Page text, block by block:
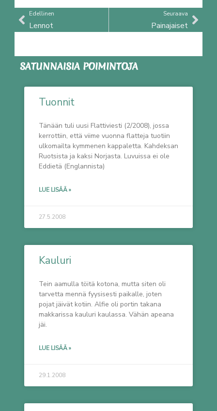
Prev
Edellinen
Lennot
Seuraava
Painajaiset
SATUNNAISIA POIMINTOJA
Tuonnit
Tänään tuli uusi Flattiviesti (2/2008), jossa
kerrottiin, että viime vuonna flatteja tuotiin
ulkomailta kymmenen kappaletta. Kahdeksan
Ruotsista ja kaksi Norjasta. Luvuissa ei ole
Eddietä (Englannista)
LUE LISÄÄ »
27.5.2008
Kauluri
Tein aamulla töitä kotona, mutta siten oli
tarvetta mennä fyysisesti paikalle, joten
pojat jäivät kotiin. Alfie oli portin takana
makkarissa kauluri kaulassa. Vähän apeana
jäi.
LUE LISÄÄ »
29.1.2008